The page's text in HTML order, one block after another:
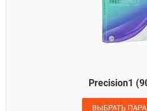
Precision1
ВЫБРАТЬ